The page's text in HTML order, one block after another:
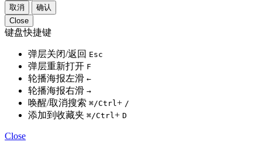
取消
确认
Close
键盘快捷键
弹层关闭/返回 Esc
弹层重新打开 F
轮播海报左滑 ←
轮播海报右滑 →
唤醒/取消搜索 ⌘/Ctrl+ /
添加到收藏夹 ⌘/Ctrl+ D
Close